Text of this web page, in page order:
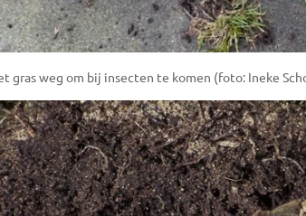
gras weg om bij insecten te komen (foto: Ineke